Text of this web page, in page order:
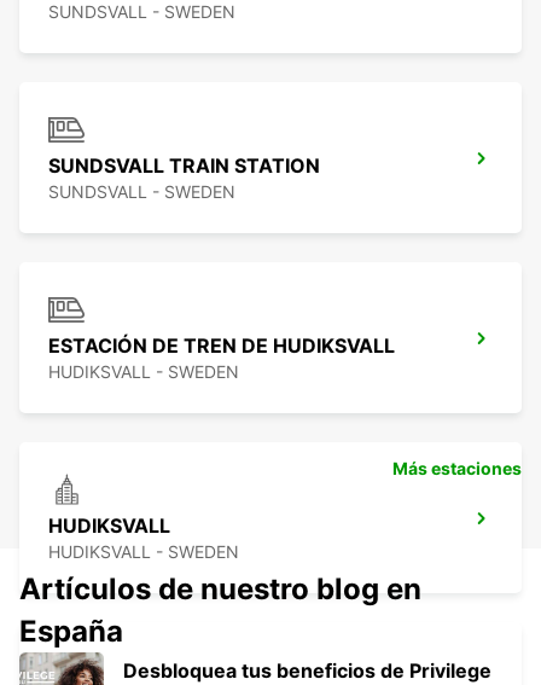
SUNDSVALL - SWEDEN
SUNDSVALL TRAIN STATION
SUNDSVALL - SWEDEN
ESTACIÓN DE TREN DE HUDIKSVALL
HUDIKSVALL - SWEDEN
HUDIKSVALL
HUDIKSVALL - SWEDEN
Más estaciones
Artículos de nuestro blog en
España
Desbloquea tus beneficios de Privilege